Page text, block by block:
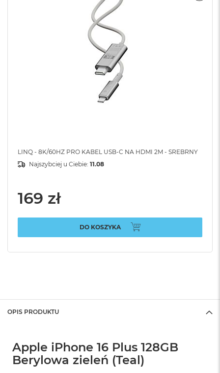
LINQ - 8K/60HZ PRO KABEL USB-C NA HDMI 2M - SREBRNY
Najszybciej u Ciebie: 11.08
169 zł
DO KOSZYKA
OPIS PRODUKTU
Apple iPhone 16 Plus 128GB
Berylowa zieleń (Teal)